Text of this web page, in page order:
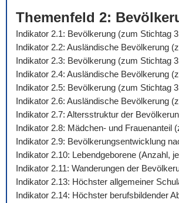
Themenfeld 2:
Indikator 2.1: Bevölkerung (zum Stichtag
Indikator 2.2: Ausländische Bevölkerung
Indikator 2.3: Bevölkerung (zum Stichtag
Indikator 2.4: Ausländische Bevölkerung
Indikator 2.5: Bevölkerung (zum Stichtag
Indikator 2.6: Ausländische Bevölkerung
Indikator 2.7: Altersstruktur der
Indikator 2.8: Mädchen- und Frauenanteil
Indikator 2.9: Bevölkerungsentwicklung
Indikator 2.10: Lebendgeborene (Anzahl,
Indikator 2.11: Wanderungen der
Indikator 2.13: Höchster allgemeiner
Indikator 2.14: Höchster berufsbildender